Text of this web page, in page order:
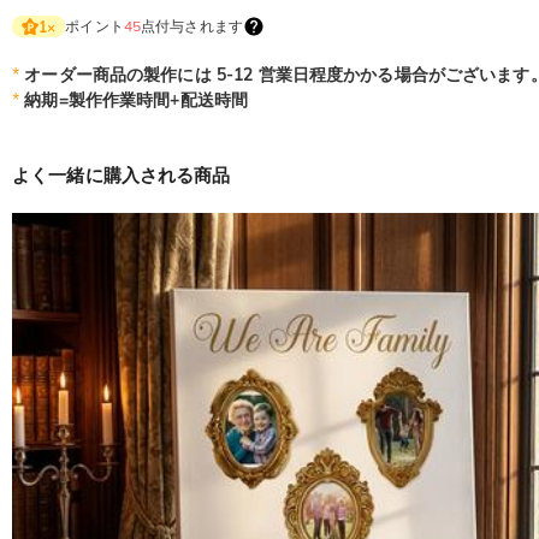
1× ポイント 45点付与されます
* オーダー商品の製作には 5-12 営業日程度かかる場合がございます
* 納期=製作作業時間+配送時間
よく一緒に購入される商品